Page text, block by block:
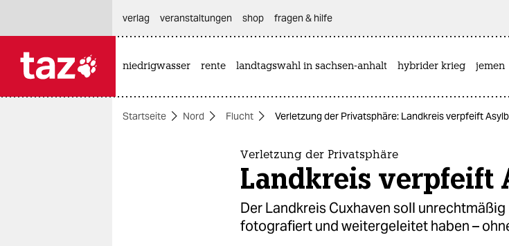
themen
verlag
veranstaltungen shop fragen & hilfe
niedrigwasser rente landtagswahl in sachsen-anhalt hybrider krieg jemen
Startseite Nord Flucht Verletzung der Privatsphäre: Landkreis verpfeift
Verletzung der Privatsphäre
Landkreis verpfeift
Der Landkreis Cuxhaven soll
fotografiert und weitergeleitet haben –